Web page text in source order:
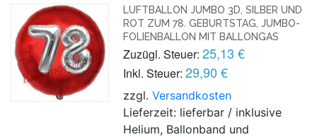
LUFTBALLON JUMBO 3D, SILBER UND
ROT ZUM 78. GEBURTSTAG, JUMBO-
FOLIENBALLON MIT BALLONGAS
Zuzügl. Steuer: 25,13 €
Inkl. Steuer: 29,90 €
zzgl.Versandkosten
Lieferzeit: lieferbar / inklusive
Helium, Ballonband und